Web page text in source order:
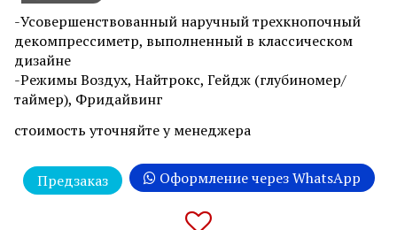
-Усовершенствованный наручный трехкнопочный
декомпрессиметр, выполненный в классическом
дизайне
-Режимы Воздух, Найтрокс, Гейдж (глубиномер/
таймер), Фридайвинг
стоимость уточняйте у менеджера
Предзаказ Оформление через WhatsApp